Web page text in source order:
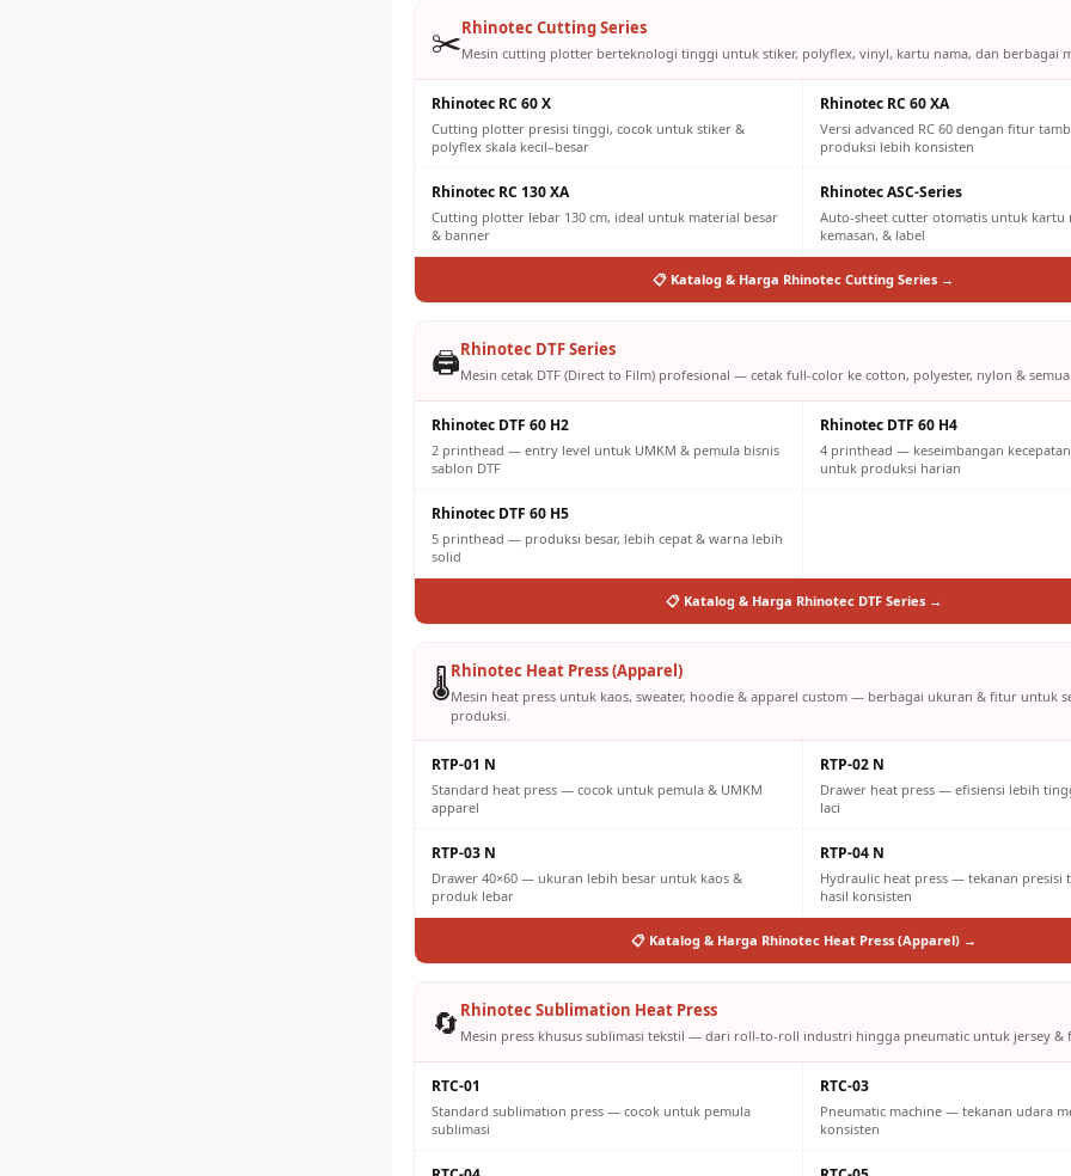
✂️Rhinotec Cutting Series
Mesin cutting plotter berteknologi tinggi untuk stiker, polyflex, vinyl, kartu nama, dan berbagai
Rhinotec RC 60 X
Cutting plotter presisi tinggi, cocok untuk stiker &
polyflex skala kecil–besar
Rhinotec RC 60 XA
Versi advanced RC 60 dengan fitur
produksi lebih konsisten
Rhinotec RC 130 XA
Cutting plotter lebar 130 cm, ideal untuk material besar
& banner
Rhinotec ASC-Series
Auto-sheet cutter otomatis untuk kartu
kemasan, & label
📋 Katalog & Harga Rhinotec Cutting Series →
🖨️Rhinotec DTF Series
Mesin cetak DTF (Direct to Film) profesional — cetak full-color ke cotton, polyester, nylon &
Rhinotec DTF 60 H2
2 printhead — entry level untuk UMKM & pemula bisnis
sablon DTF
Rhinotec DTF 60 H4
4 printhead — keseimbangan
untuk produksi harian
Rhinotec DTF 60 H5
5 printhead — produksi besar, lebih cepat & warna lebih
solid
📋 Katalog & Harga Rhinotec DTF Series →
🌡️Rhinotec Heat Press (Apparel)
Mesin heat press untuk kaos, sweater, hoodie & apparel custom — berbagai ukuran & fitur untuk
produksi.
RTP-01 N
Standard heat press — cocok untuk pemula & UMKM
apparel
RTP-02 N
Drawer heat press — efisiensi lebih
laci
RTP-03 N
Drawer 40×60 — ukuran lebih besar untuk kaos &
produk lebar
RTP-04 N
Hydraulic heat press — tekanan presisi
hasil konsisten
📋 Katalog & Harga Rhinotec Heat Press (Apparel) →
🔄 Rhinotec Sublimation Heat Press
Mesin press khusus sublimasi tekstil — dari roll-to-roll industri hingga pneumatic untuk jersey &
RTC-01
Standard sublimation press — cocok untuk pemula
sublimasi
RTC-03
Pneumatic machine — tekanan udara
konsisten